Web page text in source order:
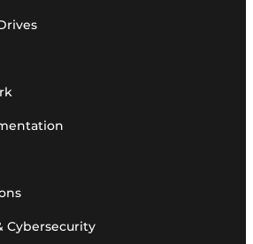
Cybersecurity